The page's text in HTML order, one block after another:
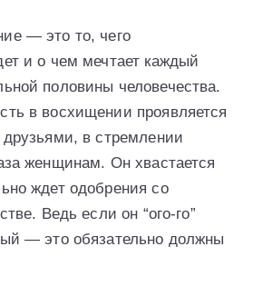
— это то, чего
и о чем мечтает каждый
половины человечества.
в восхищении проявляется
друзьями, в стремлении
женщинам. Он хвастается
ждет одобрения со
Ведь если он “ого-го”
— это обязательно должны